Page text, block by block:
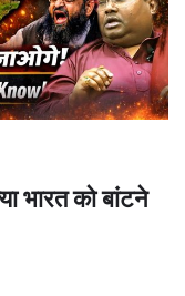
भारत को बांटने